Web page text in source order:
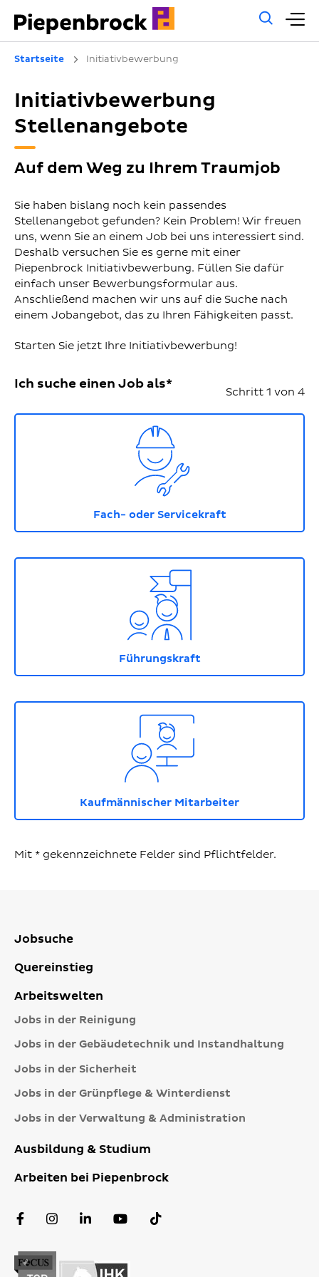
Startseite Initiativbewerbung
Initiativbewerbung
Stellenangebote
Auf dem Weg zu Ihrem Traumjob
Sie haben bislang noch kein passendes
Stellenangebot gefunden? Kein Problem! Wir freuen
uns, wenn Sie an einem Job bei uns interessiert sind.
Deshalb versuchen Sie es gerne mit einer
Piepenbrock Initiativbewerbung. Füllen Sie dafür
einfach unser Bewerbungsformular aus.
Anschließend machen wir uns auf die Suche nach
einem Jobangebot, das zu Ihren Fähigkeiten passt.
Starten Sie jetzt Ihre Initiativbewerbung!
Schritt 1 von 4
Ich suche einen Job als*
Fach- oder Servicekraft
Führungskraft
Kaufmännischer Mitarbeiter
Mit * gekennzeichnete Felder sind Pflichtfelder.
Jobsuche
Quereinstieg
Arbeitswelten
Jobs in der Reinigung
Jobs in der Gebäudetechnik und Instandhaltung
Jobs in der Sicherheit
Jobs in der Grünpflege & Winterdienst
Jobs in der Verwaltung & Administration
Ausbildung & Studium
Arbeiten bei Piepenbrock
FacebookInstagram
LinkedInYouTube